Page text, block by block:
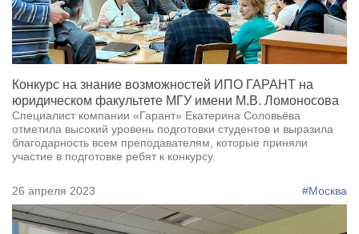
Конкурс на знание возможностей ИПО ГАРАНТ на
юридическом факультете МГУ имени М.В. Ломоносова
Специалист компании «Гарант» Екатерина Соловьёва
отметила высокий уровень подготовки студентов и выразила
благодарность всем преподавателям, которые приняли
участие в подготовке ребят к конкурсу.
26 апреля 2023 #Москва